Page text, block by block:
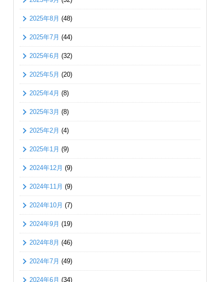
2025年8月 (48)
2025年7月 (44)
2025年6月 (32)
2025年5月 (20)
2025年4月 (8)
2025年3月 (8)
2025年2月 (4)
2025年1月 (9)
2024年12月 (9)
2024年11月 (9)
2024年10月 (7)
2024年9月 (19)
2024年8月 (46)
2024年7月 (49)
2024年6月 (34)